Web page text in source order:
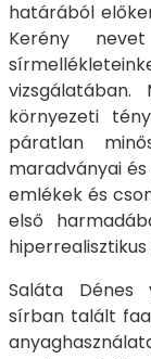
határából
Kerény
környezeti
páratlan
maradványai
emlékek és
első
Saláta Dénes
sírban talált